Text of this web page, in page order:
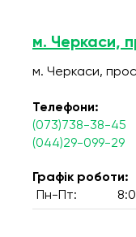
м. Черкаси,
м. Черкаси,
Телефони:
(073)738-38-45
(044)29-099-29
Графік роботи:
Пн-Пт: